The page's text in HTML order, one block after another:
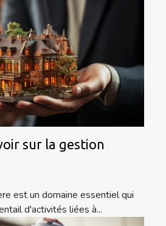
sur la gestion
est un domaine essentiel qui
d'activités liées à...